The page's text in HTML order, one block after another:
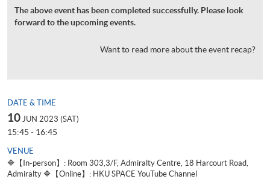
The above event has been completed successfully. Please look
forward to the upcoming events.
Want to read more about the event recap?
DATE & TIME
10 JUN 2023 (SAT)
15:45 - 16:45
VENUE
🔷【In-person】: Room 303,3/F, Admiralty Centre, 18 Harcourt Road,
Admiralty 🔷【Online】: HKU SPACE YouTube Channel